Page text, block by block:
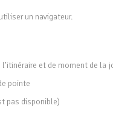
un navigateur.
et de moment de la
pointe
pas disponible)